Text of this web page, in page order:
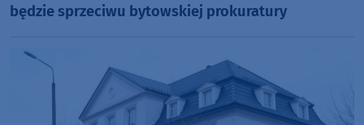
będzie sprzeciwu bytowskiej prokuratury